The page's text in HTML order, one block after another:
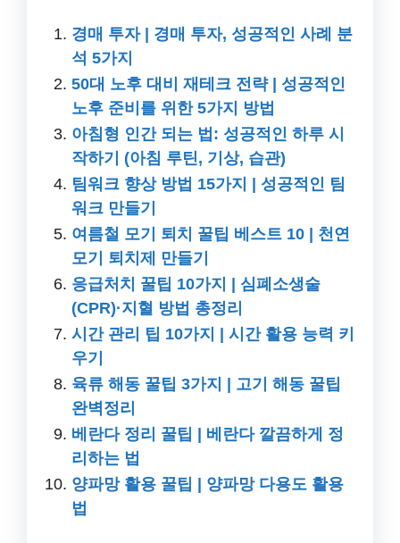
경매 투자 | 경매 투자, 성공적인 사례 분
석 5가지
50대 노후 대비 재테크 전략 | 성공적인
노후 준비를 위한 5가지 방법
아침형 인간 되는 법: 성공적인 하루 시
작하기 (아침 루틴, 기상, 습관)
팀워크 향상 방법 15가지 | 성공적인 팀
워크 만들기
여름철 모기 퇴치 꿀팁 베스트 10 | 천연
모기 퇴치제 만들기
응급처치 꿀팁 10가지 | 심폐소생술
(CPR)·지혈 방법 총정리
시간 관리 팁 10가지 | 시간 활용 능력 키
우기
육류 해동 꿀팁 3가지 | 고기 해동 꿀팁
완벽정리
베란다 정리 꿀팁 | 베란다 깔끔하게 정
리하는 법
양파망 활용 꿀팁 | 양파망 다용도 활용
법